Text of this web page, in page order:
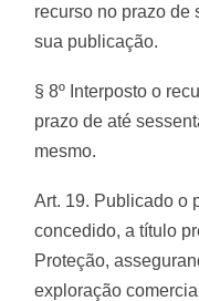
recurso no prazo de
sua publicação.
§ 8º Interposto o
prazo de até
mesmo.
Art. 19. Publicado o
concedido, a título
Proteção,
exploração